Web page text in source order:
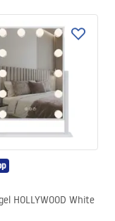
HOLLYWOOD White